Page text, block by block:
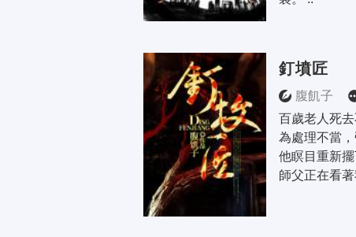
釘墳匠
腹飢子
百歲老人死
為處理不當
他瞑目重新
師父正在看